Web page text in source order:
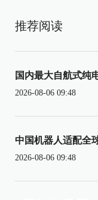
推荐阅读
国内最大自航式纯
2026-08-06 09:48
中国机器人适配全
2026-08-06 09:48